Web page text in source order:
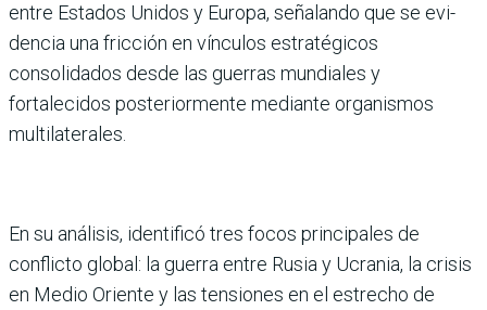
entre Estados Unidos y Europa, señalando que se evi­
dencia una fricción en víncu­los estratégicos
consolidados desde las guerras mundiales y
fortalecidos posteriormente mediante organismos
multi­laterales.
En su análisis, identificó tres focos principales de
conflicto global: la guerra entre Rusia y Ucrania, la crisis
en Medio Oriente y las tensiones en el estrecho de